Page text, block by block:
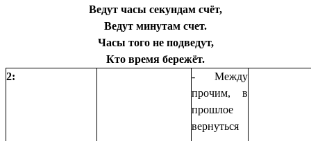
Ведут часы секундам счёт,
Ведут минутам счет.
Часы того не подведут,
Кто время бережёт.
2:
- Между
прочим, в
прошлое
вернуться